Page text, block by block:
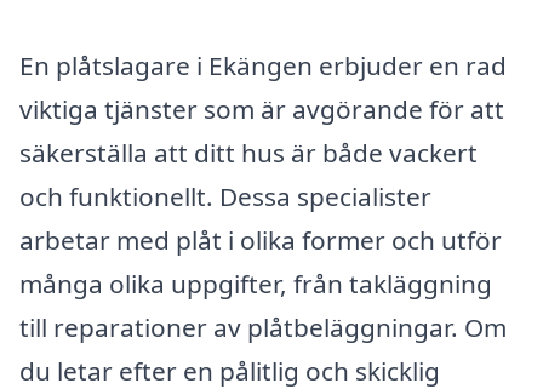
En plåtslagare i Ekängen erbjuder en rad
viktiga tjänster som är avgörande för att
säkerställa att ditt hus är både vackert
och funktionellt. Dessa specialister
arbetar med plåt i olika former och utför
många olika uppgifter, från takläggning
till reparationer av plåtbeläggningar. Om
du letar efter en pålitlig och skicklig